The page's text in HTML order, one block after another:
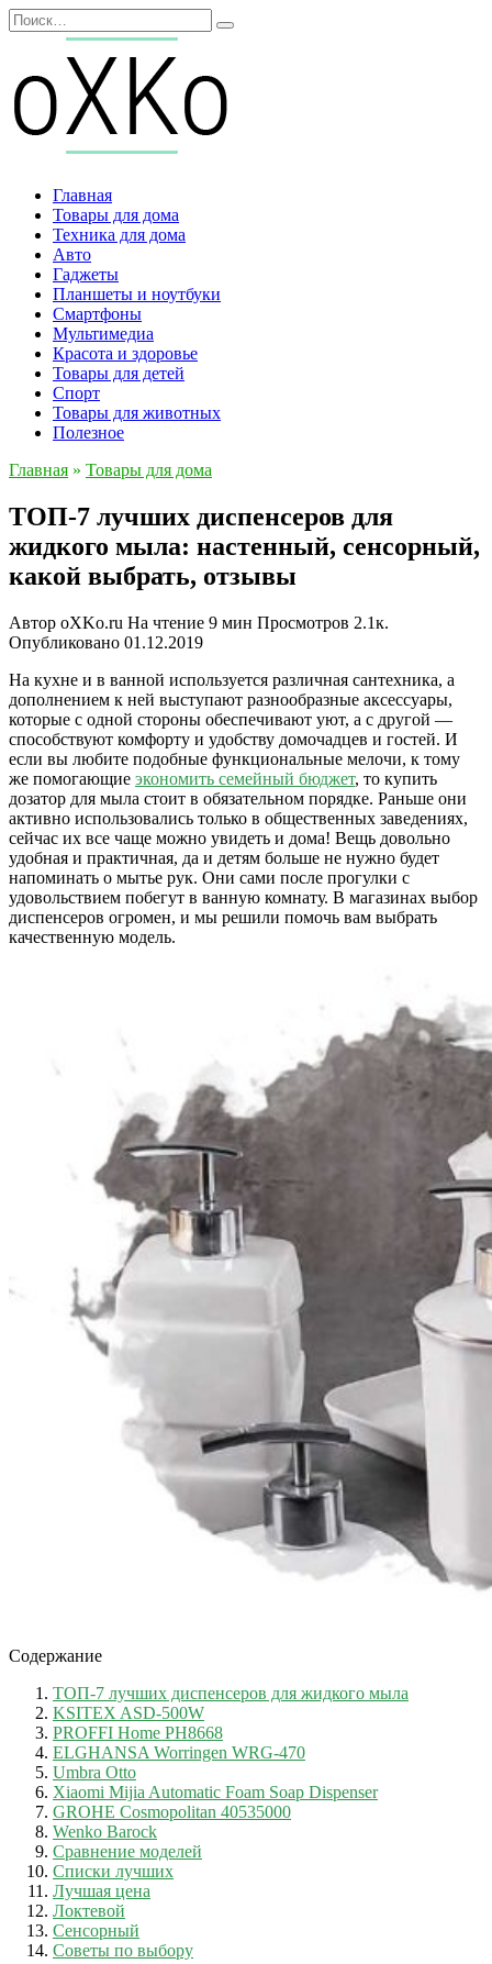
Перейти
к
содержанию
Search
for:
Главная
Товары для дома
Техника для дома
Авто
Гаджеты
Планшеты и ноутбуки
Смартфоны
Мультимедиа
Красота и здоровье
Товары для детей
Спорт
Товары для животных
Полезное
Главная » Товары для дома
ТОП-7 лучших диспенсеров для
жидкого мыла: настенный, сенсорный,
какой выбрать, отзывы
Автор oXKo.ru На чтение 9 мин Просмотров 2.1к.
Опубликовано 01.12.2019
На кухне и в ванной используется различная сантехника, а
дополнением к ней выступают разнообразные аксессуары,
которые с одной стороны обеспечивают уют, а с другой —
способствуют комфорту и удобству домочадцев и гостей. И
если вы любите подобные функциональные мелочи, к тому
же помогающие экономить семейный бюджет, то купить
дозатор для мыла стоит в обязательном порядке. Раньше они
активно использовались только в общественных заведениях,
сейчас их все чаще можно увидеть и дома! Вещь довольно
удобная и практичная, да и детям больше не нужно будет
напоминать о мытье рук. Они сами после прогулки с
удовольствием побегут в ванную комнату. В магазинах выбор
диспенсеров огромен, и мы решили помочь вам выбрать
качественную модель.
Содержание
ТОП-7 лучших диспенсеров для жидкого мыла
KSITEX ASD-500W
PROFFI Home PH8668
ELGHANSA Worringen WRG-470
Umbra Otto
Xiaomi Mijia Automatic Foam Soap Dispenser
GROHE Cosmopolitan 40535000
Wenko Barock
Сравнение моделей
Списки лучших
Лучшая цена
Локтевой
Сенсорный
Советы по выбору